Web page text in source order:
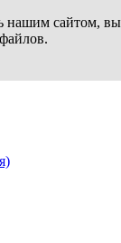
нашим сайтом, вы